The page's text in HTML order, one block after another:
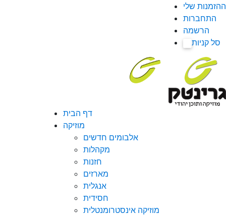
ההזמנות שלי
התחברות
הרשמה
סל קניות
דף הבית
מוזיקה
אלבומים חדשים
מקהלות
חזנות
מארזים
אנגלית
חסידית
מוזיקה אינסטרומנטלית